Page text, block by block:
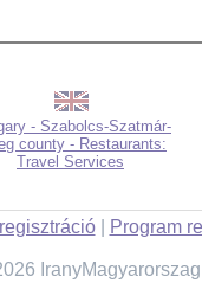
- Szabolcs-Szatmár-
county - Restaurants:
Travel Services
| Program